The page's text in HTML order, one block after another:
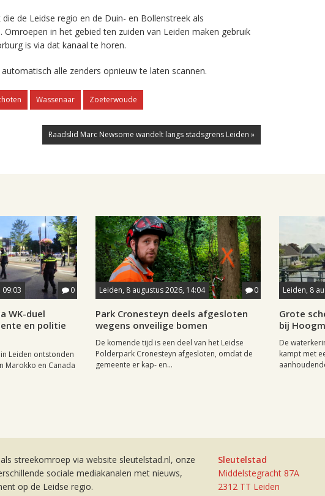
de Leidse regio en de Duin- en Bollenstreek als
in het gebied ten zuiden van Leiden maken gebruik
is via dat kanaal te horen.
alle zenders opnieuw te laten scannen.
Wassenaar Zoeterwoude
Raadslid Marc Newsome wandelt langs stadsgrens Leiden »
09:03 0
WK-duel
en politie
Leiden ontstonden
Marokko en Canada
Leiden, 8 augustus 2026, 14:04 0
Park Cronesteyn deels afgesloten
wegens onveilige bomen
De komende tijd is een deel van het Leidse
Polderpark Cronesteyn afgesloten, omdat de
gemeente er kap- en...
Leiden, 8
Grote
bij
De
kampt met
streekomroep via website sleutelstad.nl, onze
sociale mediakanalen met nieuws,
op de Leidse regio.
Sleutelstad
Middelstegracht 87A
2312 TT Leiden